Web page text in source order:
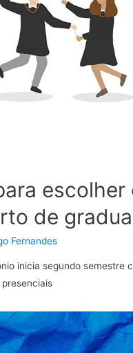
escolher
de
Fernandes
inicia segundo semestre